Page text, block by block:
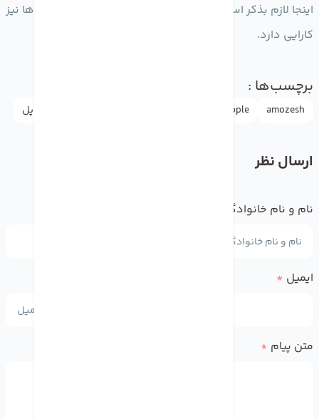
اینجا لازم بذکر است که این امکان بر روی برخی دیگر از پلیر ها نیز
کارایی دارد.
برچسب‌ها :
amozesh
Apple اپل
ارسال نظر
نام و نام خانوادگی
ایمیل *
متن پیام *